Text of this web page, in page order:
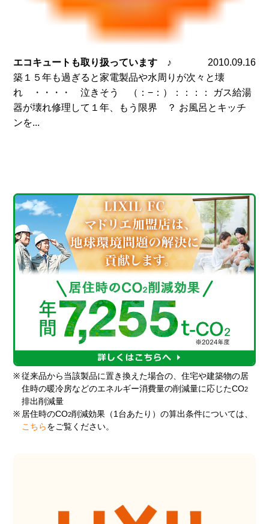
エコキュートも取り扱っています ♪
2010.09.16
築１５年も過ぎると家電製品や水周りが次々と壊
れ ・・・・ 泣きそう （：−：）：：：： ガス給湯
器が壊れ修理して１年、もう限界 ？ お風呂とキッチ
ンを...
※ 従来品から当該製品に置き換えた場合の、住宅や建築物の居
住時の暖冷房などのエネルギー消費量の削減量に応じたCO2
排出削減量
※ 居住時のCO2削減効果（1台あたり）の算出条件については、
こちら をご覧ください。